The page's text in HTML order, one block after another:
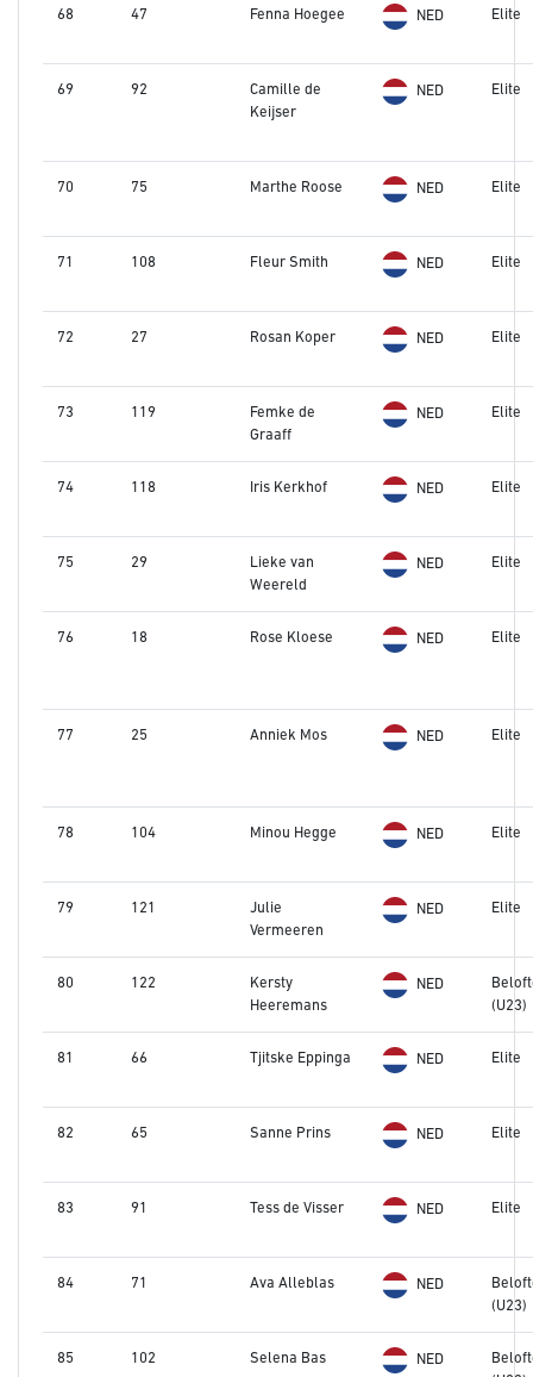
68 47 Fenna Hoegee NED Elite
69 92
Camille de
Keijser
NED Elite
70 75 Marthe Roose NED Elite
71 108 Fleur Smith NED Elite
72 27 Rosan Koper NED Elite
73 119
Femke de
Graaff
NED Elite
74 118 Iris Kerkhof NED Elite
75 29
Lieke van
Weereld
NED Elite
76 18 Rose Kloese NED Elite
77 25 Anniek Mos NED Elite
78 104 Minou Hegge NED Elite
79 121
Julie
Vermeeren
NED Elite
80 122
Kersty
Heeremans
NED
(U23)
81 66 Tjitske Eppinga NED Elite
82 65 Sanne Prins NED Elite
83 91 Tess de Visser NED Elite
84 71 Ava Alleblas NED
(U23)
85 102 Selena Bas NED